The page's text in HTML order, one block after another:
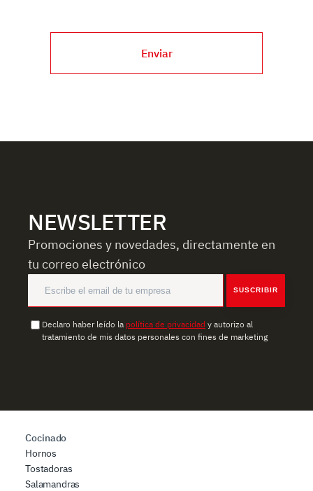
Enviar
NEWSLETTER
Promociones y novedades, directamente en
tu correo electrónico
SUSCRIBIR
Declaro haber leído la política de privacidad y autorizo al
tratamiento de mis datos personales con fines de marketing
Cocinado
Hornos
Tostadoras
Salamandras